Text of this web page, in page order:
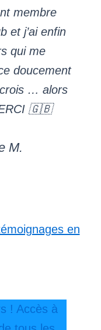
membre
et j’ai enfin
qui me
doucement
crois … alors
🇬🇧
M.
en
! Accès à